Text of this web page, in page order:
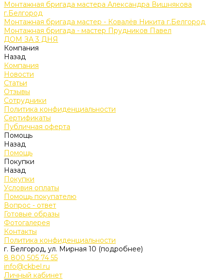
Монтажная бригада мастера Александра Вишнякова
г.Белгород
Монтажная бригада мастер - Ковалёв Никита г.Белгород
Монтажная бригада - мастер Прудников Павел
ДОМ ЗА 3 ДНЯ
Компания
Назад
Компания
Новости
Статьи
Отзывы
Сотрудники
Политика конфиденциальности
Сертификаты
Публичная оферта
Помощь
Назад
Помощь
Покупки
Назад
Покупки
Условия оплаты
Помощь покупателю
Вопрос - ответ
Готовые образы
Фотогалерея
Контакты
Политика конфиденциальности
г. Белгород, ул. Мирная 10 (подробнее)
8 800 505 74 55
info@ckbel.ru
Личный кабинет